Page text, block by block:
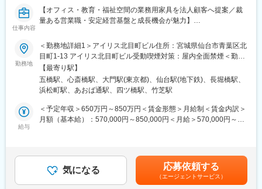
■業務の魅力
社会変化に対応した新しい働き方や学びの場の創造に貢献できる
点、顧客と密接に関わりながら自身の提案が空間として形になる
■教育体制
OJTを中心に3～4ヶ月の研修や中途入社者向けの集合研修、e-
learning、通信教育補助など学びの機会が充実し、資格取得支援
や優良社員向け海外研修も用意されています。
■想定されるキャリアパス
エリア営業の経験を積んだ後、希望や実績次第で総合職やマネジ
グループの流通・生産・商品開発力を活かし、顧客や時代のニー
ズに応じて新たな価値を創造。挑戦と成長を後押しする社風と安
定した経営基盤、多様な福利厚生が整っています。
仕事内容
【オフィス・教育・福祉空間の業務用家具を法人顧客へ提案／裁
量ある営業職・安定経営基盤と成長機会が魅力】
■業務概要
当社は多様な法人顧客に対して、業務用家具や空間デザインの提
案営業を行います。主に既存顧客からのお問合せ対応や、業界誌
などから得た大規模案件の関係構築が中心ですが、関東・関西圏
の勤務地希望の方には新規開拓も含めた営業活動を担当します。
■業務詳細
官公庁、企業、学校、福祉法人への業務用家具・什器の営業、ま
物流部、工事店など社内外の関係者と連携して案件を進め、代理
店や商社への商品紹介や提案サポートも担当します。
勤務地
＜勤務地詳細1＞アイリス北目町ビル住所：宮城県仙台市青葉区北
目町1-13 アイリス北目町ビル受動喫煙対策：屋内全面禁煙＜勤務
地詳細2＞心斎橋オフィス住所：大阪府大阪市中央区東心斎橋1-
20-16 アイリス心斎橋ビル受動喫煙対策：屋内全面禁煙＜勤務地
詳細3＞東京本部 住所：東京都港区浜松町二丁目3番1 日本生命
浜松町駅受動喫煙対策：屋内全面禁煙変更の範囲：会社の定める
事業所
【最寄り駅】
五橋駅、心斎橋駅、大門駅(東京都)、仙台駅(地下鉄)、長堀橋駅、
浜松町駅、あおば通駅、四ツ橋駅、竹芝駅
給与
＜予定年収＞650万円～850万円＜賃金形態＞月給制＜賃金内訳＞
月額（基本給）：570,000円～850,000円＜月給＞570,000円～
ます。月給(月額)は固定手当を含めた表記です。
気になる 応募依頼する
（エージェントサービス）